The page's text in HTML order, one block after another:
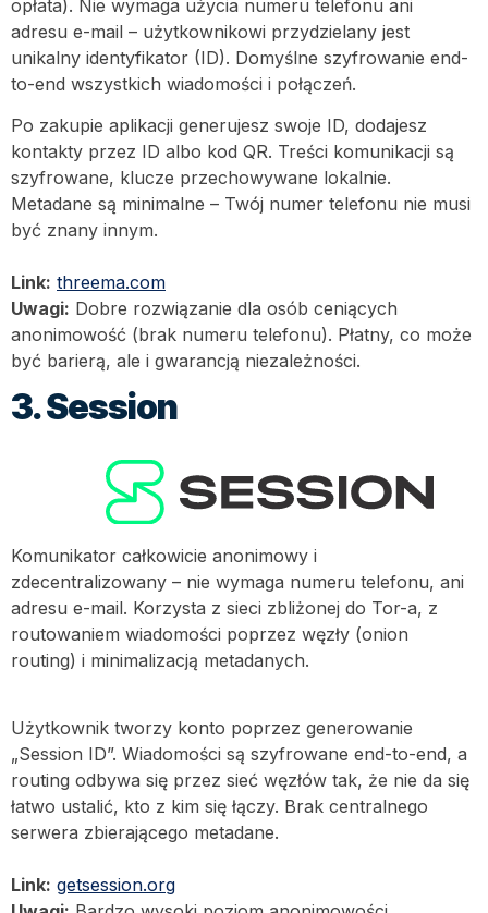
opłata). Nie wymaga użycia numeru telefonu ani
adresu e-mail – użytkownikowi przydzielany jest
unikalny identyfikator (ID). Domyślne szyfrowanie end-
to-end wszystkich wiadomości i połączeń.
Po zakupie aplikacji generujesz swoje ID, dodajesz
kontakty przez ID albo kod QR. Treści komunikacji są
szyfrowane, klucze przechowywane lokalnie.
Metadane są minimalne – Twój numer telefonu nie musi
być znany innym.
Link: threema.com
Uwagi: Dobre rozwiązanie dla osób ceniących
anonimowość (brak numeru telefonu). Płatny, co może
być barierą, ale i gwarancją niezależności.
3. Session
Komunikator całkowicie anonimowy i
zdecentralizowany – nie wymaga numeru telefonu, ani
adresu e-mail. Korzysta z sieci zbliżonej do Tor-a, z
routowaniem wiadomości poprzez węzły (onion
routing) i minimalizacją metadanych.
Użytkownik tworzy konto poprzez generowanie
„Session ID”. Wiadomości są szyfrowane end-to-end, a
routing odbywa się przez sieć węzłów tak, że nie da się
łatwo ustalić, kto z kim się łączy. Brak centralnego
serwera zbierającego metadane.
Link: getsession.org